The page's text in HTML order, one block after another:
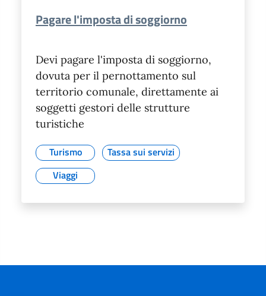
Pagare l'imposta di soggiorno
Devi pagare l'imposta di soggiorno,
dovuta per il pernottamento sul
territorio comunale, direttamente ai
soggetti gestori delle strutture
turistiche
Turismo
Tassa sui servizi
Viaggi